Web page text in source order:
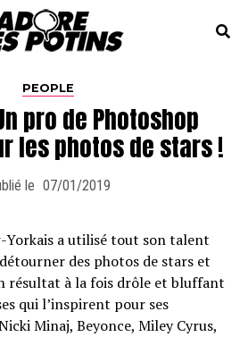
PEOPLE
pro de Photoshop
les photos de stars !
le 07/01/2019
Yorkais a utilisé tout son talent
des photos de stars et
résultat à la fois drôle et bluffant
qui l’inspirent pour ses
Minaj, Beyonce, Miley Cyrus,